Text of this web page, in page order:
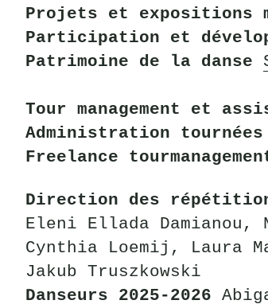
Projets et expositions
Participation et
Patrimoine de la danse
Tour management et
Administration tournées
Freelance
Direction des
Eleni Ellada Damianou,
Cynthia Loemij, Laura
Jakub Truszkowski
Danseurs 2025-2026